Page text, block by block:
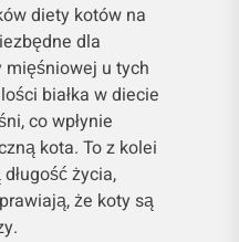
diety kotów na
dla
mięśniowej u tych
białka w diecie
co wpłynie
kota. To z kolei
życia,
że koty są